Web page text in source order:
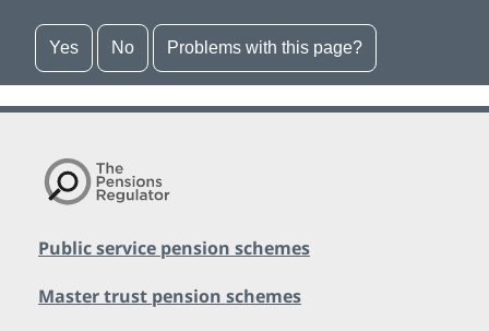
Yes No Problems with this page?
Public service pension schemes
Master trust pension schemes